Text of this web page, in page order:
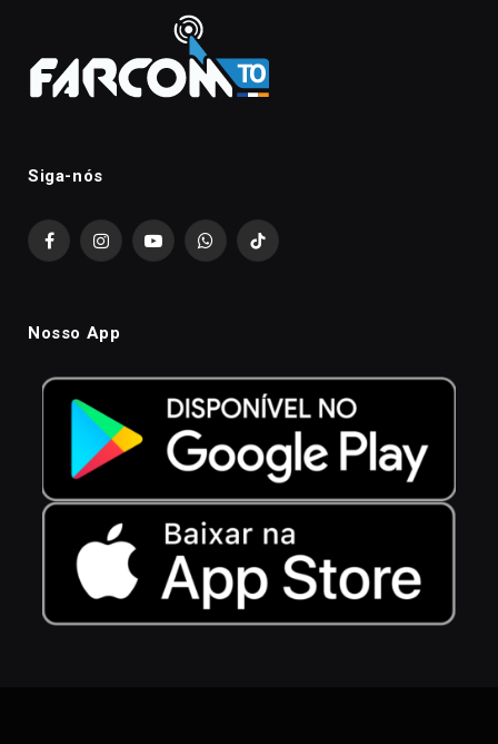
Siga-nós
FacebookInstagramYouTubeWhatsAppTikTok
Nosso App